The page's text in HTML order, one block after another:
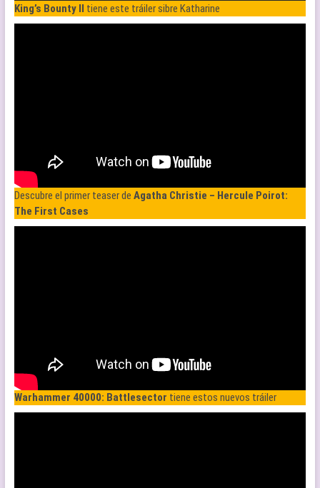
King’s Bounty II tiene este tráiler sibre Katharine
Descubre el primer teaser de Agatha Christie – Hercule Poirot:
The First Cases
Warhammer 40000: Battlesector tiene estos nuevos tráiler